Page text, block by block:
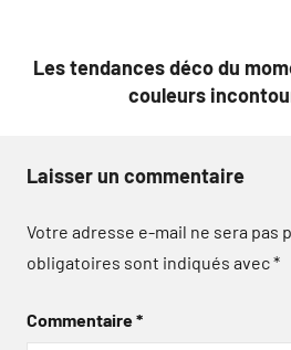
Les tendances déco du
couleurs
Laisser un commentaire
Votre adresse e-mail ne sera pas
obligatoires sont indiqués avec*
Commentaire*